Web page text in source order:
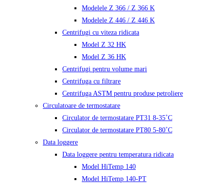
Modelele Z 366 / Z 366 K
Modelele Z 446 / Z 446 K
Centrifugi cu viteza ridicata
Model Z 32 HK
Model Z 36 HK
Centrifugi pentru volume mari
Centrifuga cu filtrare
Centrifuga ASTM pentru produse petroliere
Circulatoare de termostatare
Circulator de termostatare PT31 8-35˚C
Circulator de termostatare PT80 5-80˚C
Data loggere
Data loggere pentru temperatura ridicata
Model HiTemp 140
Model HiTemp 140-PT